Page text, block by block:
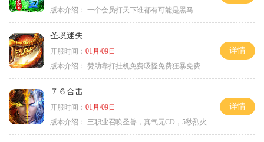
版本介绍： 一个会员打天下谁都有可能是黑马
圣境迷失
开服时间： 01月/09日
版本介绍： 赞助靠打挂机免费吸怪免费狂暴免费
详情
７６合击
开服时间： 01月/09日
版本介绍：
三职业召唤圣兽，真气无CD，5秒烈火
详情